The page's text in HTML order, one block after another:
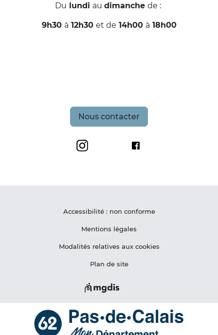
Du lundi au dimanche de :
9h30 à 12h30 et de 14h00 à 18h00
Nous contacter
Grand Site de France Les Deux-Caps
Maison du Site des
Accessibilité : non conforme
Mentions légales
Modalités relatives aux cookies
Plan de site